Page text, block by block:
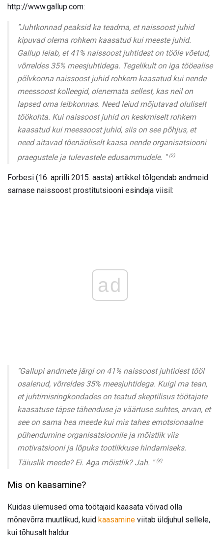
http://www.gallup.com:
"Juhtkonnad peaksid ka teadma, et naissoost juhid
kipuvad olema rohkem kaasatud kui meeste juhid.
Gallup leiab, et 41% naissoost juhtidest on tööle võetud,
võrreldes 35% meesjuhtidega. Tegelikult on iga tööealise
põlvkonna naissoost juhid rohkem kaasatud kui nende
meessoost kolleegid, olenemata sellest, kas neil on
lapsed oma leibkonnas. Need leiud mõjutavad oluliselt
töökohta. Kui naissoost juhid on keskmiselt rohkem
kaasatud kui meessoost juhid, siis on see põhjus, et
need aitavad tõenäoliselt kaasa nende organisatsiooni
praegustele ja tulevastele edusammudele. " (2)
Forbesi (16. aprilli 2015. aasta) artikkel tõlgendab andmeid
sarnase naissoost prostitutsiooni esindaja viisil:
ad
"Gallupi andmete järgi on 41% naissoost juhtidest tööl
osalenud, võrreldes 35% meesjuhtidega. Kuigi ma tean,
et juhtimisringkondades on teatud skeptilisus töötajate
kaasatuse täpse tähenduse ja väärtuse suhtes, arvan, et
see on sama hea meede kui mis tahes emotsionaalne
pühendumine organisatsioonile ja mõistlik viis
motivatsiooni ja lõpuks tootlikkuse hindamiseks.
Täiuslik meede? Ei. Aga mõistlik? Jah. " (3)
Mis on kaasamine?
Kuidas ülemused oma töötajaid kaasata võivad olla
mõnevõrra muutlikud, kuid kaasamine viitab üldjuhul sellele,
kui tõhusalt haldur: